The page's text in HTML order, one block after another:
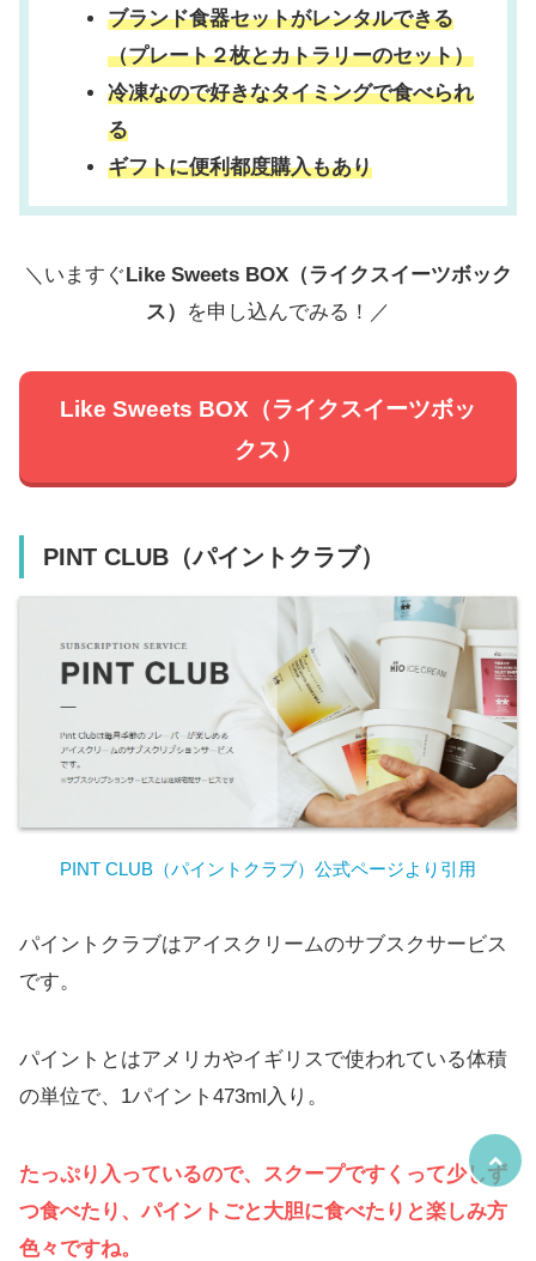
ブランド食器セットがレンタルできる
（プレート２枚とカトラリーのセット）
冷凍なので好きなタイミングで食べられ
る
ギフトに便利都度購入もあり
＼いますぐLike Sweets BOX（ライクスイーツボック
ス）
を申し込んでみる！／
Like Sweets BOX（ライクスイーツボッ
クス）
PINT CLUB（パイントクラブ）
PINT CLUB（パイントクラブ）公式ページより引用
パイントクラブはアイスクリームのサブスクサービス
です。
パイントとはアメリカやイギリスで使われている体積
の単位で、1パイント473ml入り。
たっぷり入っているので、スクープですくって少しず
つ食べたり、パイントごと大胆に食べたりと楽しみ方
色々ですね。